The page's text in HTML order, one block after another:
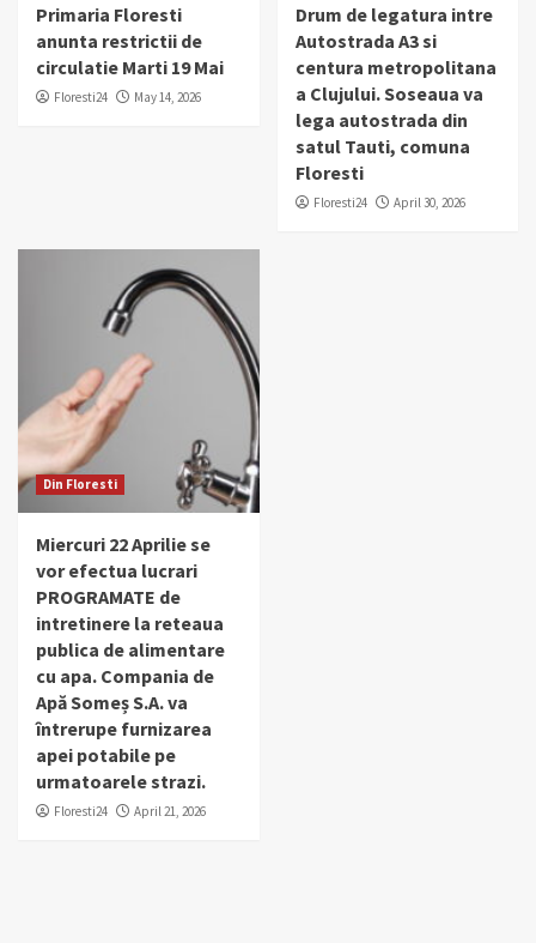
Primaria Floresti
anunta restrictii de
circulatie Marti 19 Mai
Floresti24 May 14, 2026
Drum de legatura intre
Autostrada A3 si
centura metropolitana
a Clujului. Soseaua va
lega autostrada din
satul Tauti, comuna
Floresti
Floresti24 April 30, 2026
Din Floresti
Miercuri 22 Aprilie se
vor efectua lucrari
PROGRAMATE de
intretinere la reteaua
publica de alimentare
cu apa. Compania de
Apă Someș S.A. va
întrerupe furnizarea
apei potabile pe
urmatoarele strazi.
Floresti24 April 21, 2026